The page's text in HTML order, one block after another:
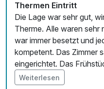
Zimmerservice verfügbar
Mit Hotelbar
Thermen Eintritt
Die Lage war sehr gut,
Therme. Alle waren sehr
war immer besetzt und
kompetent. Das Zimmer
eingerichtet. Das
ausreichend und wurde
Weiterlesen